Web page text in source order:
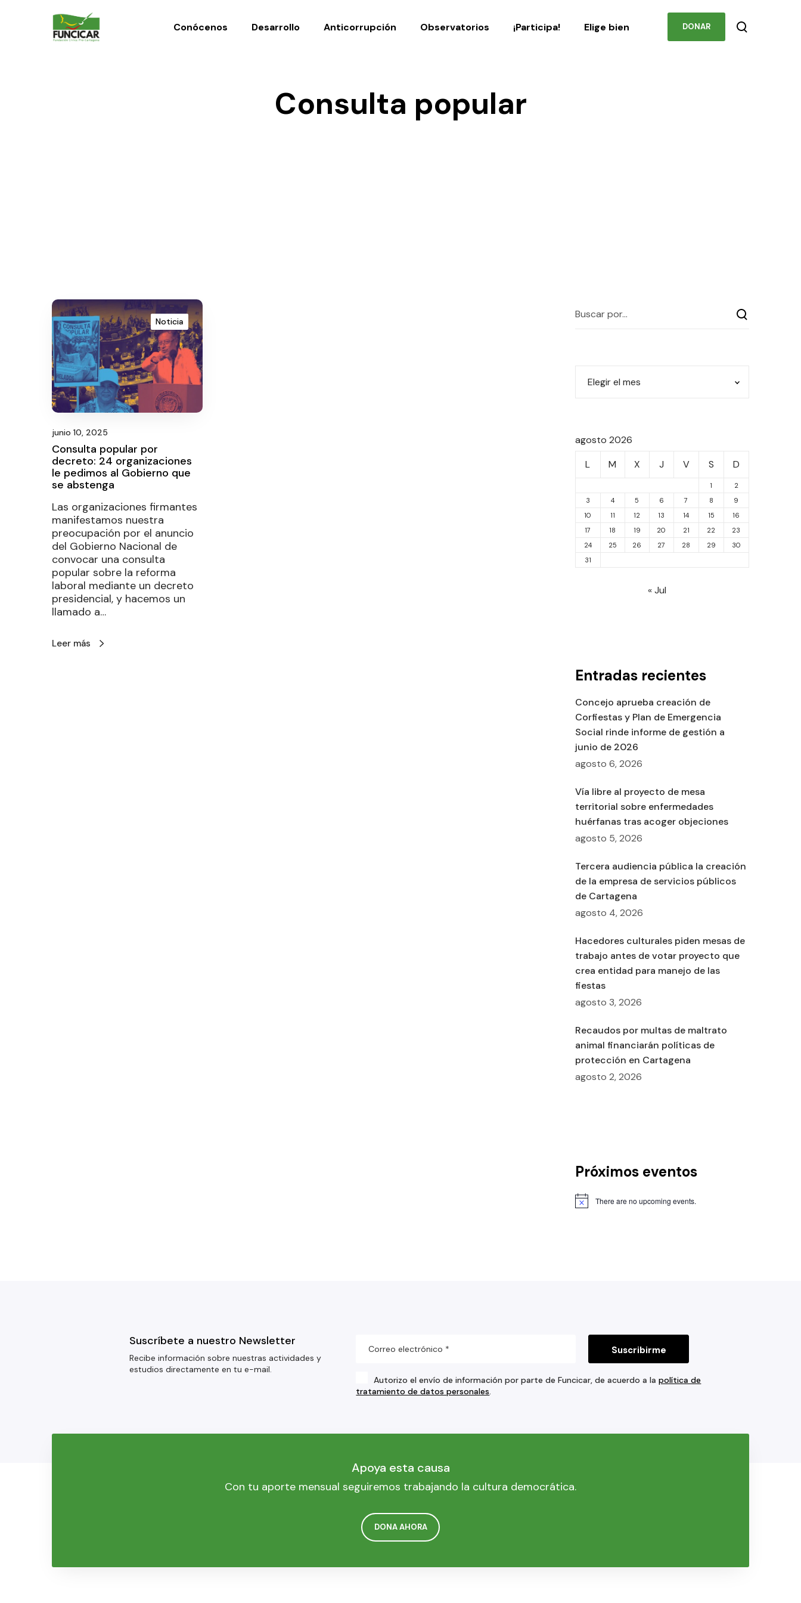
Conócenos Desarrollo Anticorrupción Observatorios ¡Participa! Elige bien DONAR
Consulta popular
Noticia
junio 10, 2025
Consulta popular por
decreto: 24 organizaciones
le pedimos al Gobierno que
se abstenga
Las organizaciones firmantes
manifestamos nuestra
preocupación por el anuncio
del Gobierno Nacional de
convocar una consulta
popular sobre la reforma
laboral mediante un decreto
presidencial, y hacemos un
llamado a…
Leer más
agosto 2026
L
M X J V S D
1
2
3
4 5 6 7 8
9
10
11 12 13 14 15
16
17
18 19 20 21 22
23
24
25 26 27 28 29
30
31
« Jul
Entradas recientes
Concejo aprueba creación de
Corfiestas y Plan de Emergencia
Social rinde informe de gestión a
junio de 2026
agosto 6, 2026
Vía libre al proyecto de mesa
territorial sobre enfermedades
huérfanas tras acoger objeciones
agosto 5, 2026
Tercera audiencia pública la creación
de la empresa de servicios públicos
de Cartagena
agosto 4, 2026
Hacedores culturales piden mesas de
trabajo antes de votar proyecto que
crea entidad para manejo de las
fiestas
agosto 3, 2026
Recaudos por multas de maltrato
animal financiarán políticas de
protección en Cartagena
agosto 2, 2026
Próximos eventos
There are no upcoming events.
Suscríbete a nuestro Newsletter
Recibe información sobre nuestras actividades y
estudios directamente en tu e-mail.
Autorizo el envío de información por parte de Funcicar, de acuerdo a lapolítica de
tratamiento de datos personales.
Apoya esta causa
Con tu aporte mensual seguiremos trabajando la cultura democrática.
DONA AHORA